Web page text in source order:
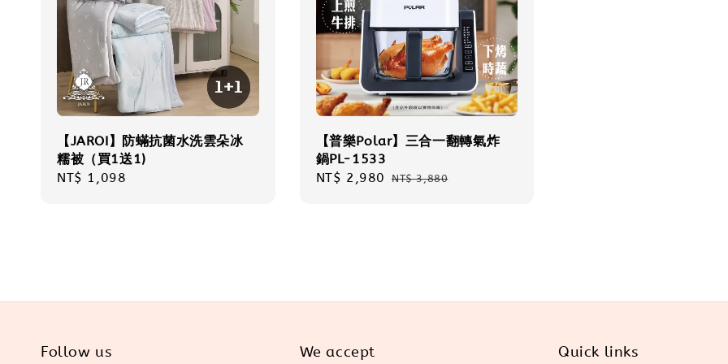
【JAROI】防蟎抗菌水洗雲朵冰
糯被（買1送1)
Regular
NT$ 1,098
【普樂Polar】三合一翻轉氣炸
鍋PL-1533
Sale
NT$ 2,980 Regular
NT$ 3,880
Follow us We accept Quick links